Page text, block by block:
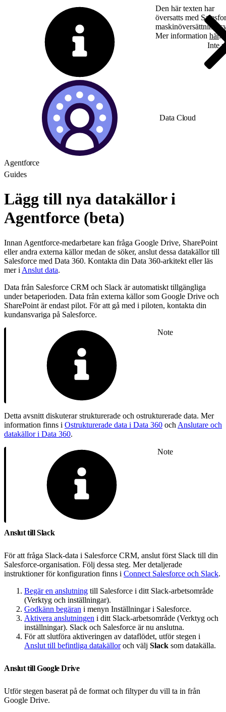
Den här texten har
översatts med
Mer information här.
Inte
Data Cloud
Agentforce
Guides
Lägg till nya datakällor i
Agentforce (beta)
Innan Agentforce-medarbetare kan fråga Google Drive, SharePoint
eller andra externa källor medan de söker, anslut dessa datakällor till
Salesforce med Data 360. Kontakta din Data 360-arkitekt eller läs
mer i Anslut data.
Data från Salesforce CRM och Slack är automatiskt tillgängliga
under betaperioden. Data från externa källor som Google Drive och
SharePoint är endast pilot. För att gå med i piloten, kontakta din
kundansvariga på Salesforce.
Note
Detta avsnitt diskuterar strukturerade och ostrukturerade data. Mer
information finns i Ostrukturerade data i Data 360 och Anslutare och
datakällor i Data 360.
Note
Anslut till Slack
För att fråga Slack-data i Salesforce CRM, anslut först Slack till din
Salesforce-organisation. Följ dessa steg. Mer detaljerade
instruktioner för konfiguration finns i Connect Salesforce och Slack.
Begär en anslutning till Salesforce i ditt Slack-arbetsområde
(Verktyg och inställningar).
Godkänn begäran i menyn Inställningar i Salesforce.
Aktivera anslutningen i ditt Slack-arbetsområde (Verktyg och
inställningar). Slack och Salesforce är nu anslutna.
För att slutföra aktiveringen av dataflödet, utför stegen i
Anslut till befintliga datakälloroch välj Slack som datakälla.
Anslut till Google Drive
Utför stegen baserat på de format och filtyper du vill ta in från
Google Drive.